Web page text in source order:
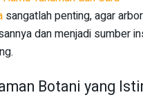
sangatlah penting, agar
dan menjadi sumber
Botani yang